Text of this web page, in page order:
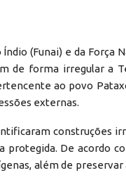
(Funai) e da Força
de forma irregular a
ao povo
externas.
construções
protegida. De acordo
além de